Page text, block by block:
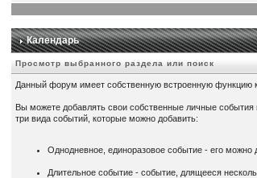
Календарь
Просмотр выбранного раздела или поиск
Данный форум имеет собственную встроенную функцию
Вы можете добавлять свои собственные личные события
три вида событий, которые можно добавить:
Однодневное, единоразовое событие - его можно
Длительное событие - событие, длящееся